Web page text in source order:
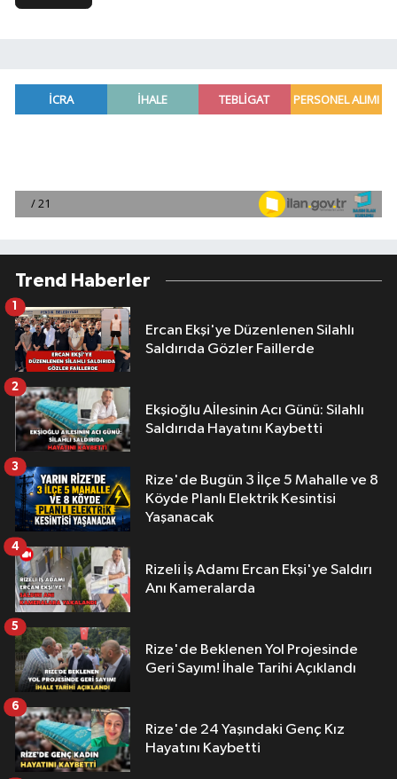
Trend Haberler
Ercan Ekşi'ye Düzenlenen Silahlı
Saldırıda Gözler Faillerde
1
Ekşioğlu Aİlesinin Acı Günü: Silahlı
Saldırıda Hayatını Kaybetti
2
Rize'de Bugün 3 İlçe 5 Mahalle ve 8
Köyde Planlı Elektrik Kesintisi
Yaşanacak
3
Rizeli İş Adamı Ercan Ekşi'ye Saldırı
Anı Kameralarda
4
Rize'de Beklenen Yol Projesinde
Geri Sayım! İhale Tarihi Açıklandı
5
Rize'de 24 Yaşındaki Genç Kız
Hayatını Kaybetti
6